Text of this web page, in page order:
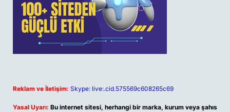
Reklam ve İletişim: Skype: live:.cid.575569c608265c69
Yasal Uyarı: Bu internet sitesi, herhangi bir marka, kurum veya şahıs